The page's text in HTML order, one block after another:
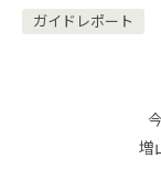
ガイドレポート
増